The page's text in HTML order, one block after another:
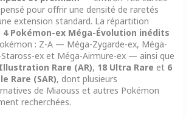
pour offrir une densité de raretés
extension standard. La répartition
4 Pokémon-ex Méga-Évolution inédits
: Z-A — Méga-Zygarde-ex, Méga-
ex et Méga-Airmure-ex — ainsi que
Rare (AR), 18 Ultra Rare et 6
Rare (SAR), dont plusieurs
de Miaouss et autres Pokémon
recherchées.